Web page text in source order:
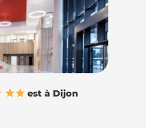
est à Dijon